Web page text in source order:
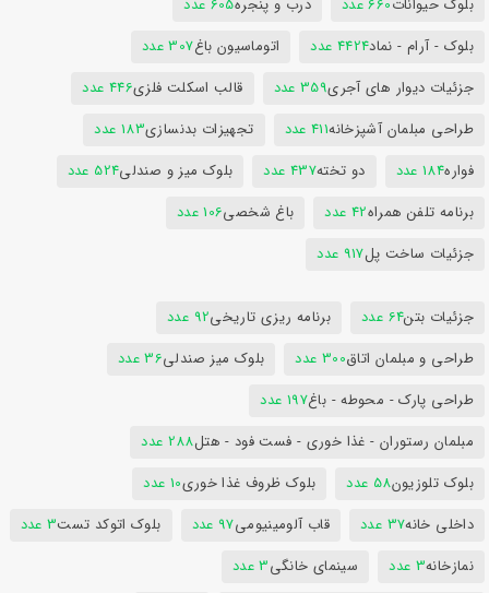
بلوک حیوانات660 عدد درب و پنجره605 عدد
بلوک - آرام - نماد4424 عدد اتوماسیون باغ307 عدد
جزئیات دیوار های آجری359 عدد قالب اسکلت فلزی446 عدد
طراحی مبلمان آشپزخانه411 عدد تجهیزات بدنسازی183 عدد
فواره184 عدد دو تخته437 عدد بلوک میز و صندلی524 عدد
برنامه تلفن همراه42 عدد باغ شخصی106 عدد
جزئیات ساخت پل917 عدد
جزئیات بتن64 عدد برنامه ریزی تاریخی92 عدد
طراحی و مبلمان اتاق300 عدد بلوک میز صندلی36 عدد
طراحی پارک - محوطه - باغ197 عدد
مبلمان رستوران - غذا خوری - فست فود - هتل288 عدد
بلوک تلوزیون58 عدد بلوک ظروف غذا خوری10 عدد
داخلی خانه37 عدد قاب آلومینیومی97 عدد بلوک اتوکد تست3 عدد
نمازخانه3 عدد سینمای خانگی3 عدد